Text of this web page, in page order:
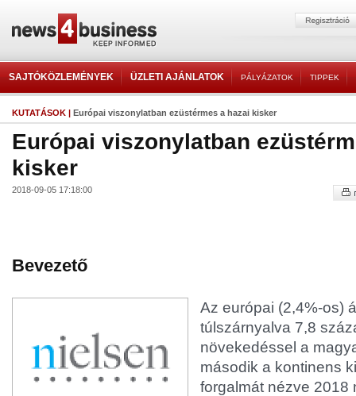
SAJTÓKÖZLEMÉNYEK ÜZLETI AJÁNLATOK PÁLYÁZATOK TIPPEK
KUTATÁSOK | Európai viszonylatban ezüstérmes a hazai kisker
Európai viszonylatban
kisker
2018-09-05 17:18:00
Bevezető
Az európai (2,4%-os)
túlszárnyalva 7,8
növekedéssel a
második a kontinens
forgalmát nézve 2018